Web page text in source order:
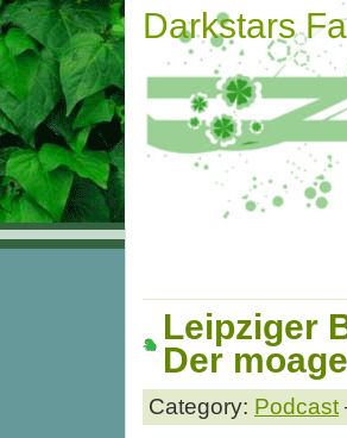
Darkstars
Leipziger
Der
Category: Podcast